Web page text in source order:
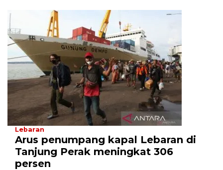
Lebaran
Arus penumpang kapal Lebaran di
Tanjung Perak meningkat 306
persen